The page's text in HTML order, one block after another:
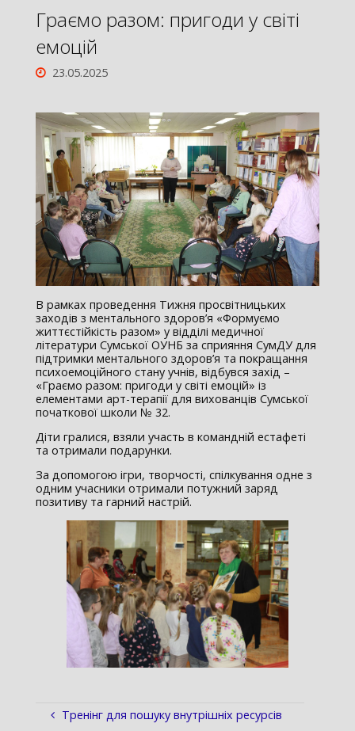
Граємо разом: пригоди у світі
емоцій
23.05.2025
В рамках проведення Тижня просвітницьких
заходів з ментального здоров’я «Формуємо
життєстійкість разом» у відділі медичної
літератури Сумської ОУНБ за сприяння СумДУ для
підтримки ментального здоров’я та покращання
психоемоційного стану учнів, відбувся захід –
«Граємо разом: пригоди у світі емоцій» із
елементами арт-терапії для вихованців Сумської
початкової школи № 32.
Діти гралися, взяли участь в командній естафеті
та отримали подарунки.
За допомогою ігри, творчості, спілкування одне з
одним учасники отримали потужний заряд
позитиву та гарний настрій.
Тренінг для пошуку внутрішніх ресурсів